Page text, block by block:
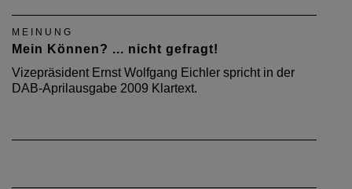
MEINUNG
Mein Können? ... nicht gefragt!
Vizepräsident Ernst Wolfgang Eichler spricht in der
DAB-Aprilausgabe 2009 Klartext.